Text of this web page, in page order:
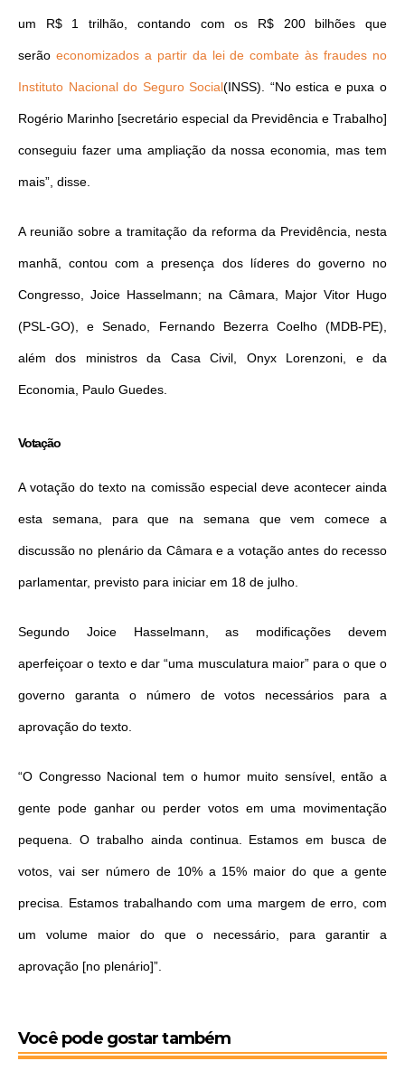
um R$ 1 trilhão, contando com os R$ 200 bilhões que
serão economizados a partir da lei de combate às fraudes no
Instituto Nacional do Seguro Social(INSS). “No estica e puxa o
Rogério Marinho [secretário especial da Previdência e Trabalho]
conseguiu fazer uma ampliação da nossa economia, mas tem
mais”, disse.
A reunião sobre a tramitação da reforma da Previdência, nesta
manhã, contou com a presença dos líderes do governo no
Congresso, Joice Hasselmann; na Câmara, Major Vitor Hugo
(PSL-GO), e Senado, Fernando Bezerra Coelho (MDB-PE),
além dos ministros da Casa Civil, Onyx Lorenzoni, e da
Economia, Paulo Guedes.
Votação
A votação do texto na comissão especial deve acontecer ainda
esta semana, para que na semana que vem comece a
discussão no plenário da Câmara e a votação antes do recesso
parlamentar, previsto para iniciar em 18 de julho.
Segundo Joice Hasselmann, as modificações devem
aperfeiçoar o texto e dar “uma musculatura maior” para o que o
governo garanta o número de votos necessários para a
aprovação do texto.
“O Congresso Nacional tem o humor muito sensível, então a
gente pode ganhar ou perder votos em uma movimentação
pequena. O trabalho ainda continua. Estamos em busca de
votos, vai ser número de 10% a 15% maior do que a gente
precisa. Estamos trabalhando com uma margem de erro, com
um volume maior do que o necessário, para garantir a
aprovação [no plenário]”.
Você pode gostar também